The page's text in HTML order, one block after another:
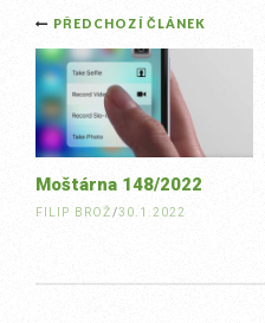
Post
navigation
PŘEDCHOZÍ ČLÁNEK
Moštárna 148/2022
FILIP BROŽ/30.1.2022